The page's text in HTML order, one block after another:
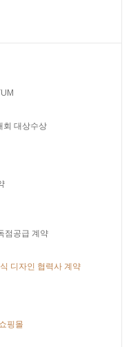
회 대상수상
점공급 계약
디자인 협력사 계약
핑몰